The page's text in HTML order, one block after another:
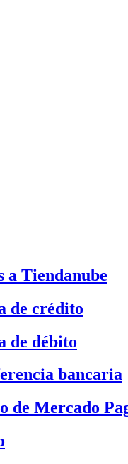
a Tiendanube
de crédito
de débito
bancaria
de Mercado